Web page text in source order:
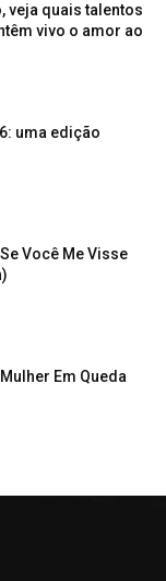
veja quais talentos
vivo o amor ao
uma edição
Você Me Visse
Em Queda